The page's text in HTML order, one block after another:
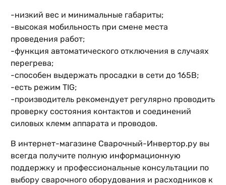
-низкий вес и минимальные габариты;
-высокая мобильность при смене места
проведения работ;
-функция автоматического отключения в случаях
перегрева;
-способен выдержать просадки в сети до 165В;
-есть режим TIG;
-производитель рекомендует регулярно проводить
проверку состояния контактов и соединений
силовых клемм аппарата и проводов.
В интернет-магазине Сварочный-Инвертор.ру вы
всегда получите полную информационную
поддержку и профессиональные консультации по
выбору сварочного оборудования и расходников к